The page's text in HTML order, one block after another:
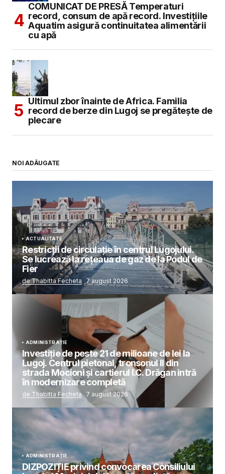
COMUNICAT DE PRESĂ Temperaturi
record, consum de apă record. Investițiile
Aquatim asigură continuitatea alimentării
cu apă
Ultimul zbor înainte de Africa. Familia
record de berze din Lugoj se pregătește de
plecare
NOI ADĂUGATE
ACTUALITATE
Restricții de circulație în centrul Lugojului.
Se lucrează la rețeaua de gaz de la Podul de
Fier
de Thabitta Fecheta 7 august 2026
ADMINISTRAȚIE
Investiție de peste 21 de milioane de lei la
Lugoj. Centrul pietonal, tronsonul II din
strada Mocioni și cartierul I.C. Drăgan intră
în modernizare completă
de Thabitta Fecheta 7 august 2026
ADMINISTRAȚIE
DIZPOZIȚIE privind convocarea Consiliului